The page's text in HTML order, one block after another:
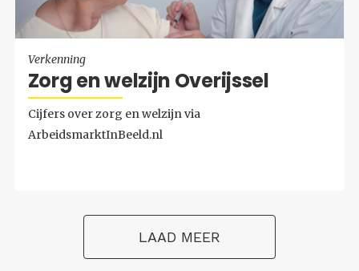
Verkenning
Zorg en wel­zijn Over­ijs­sel
Cijfers over zorg en welzijn via
ArbeidsmarktInBeeld.nl
LAAD MEER